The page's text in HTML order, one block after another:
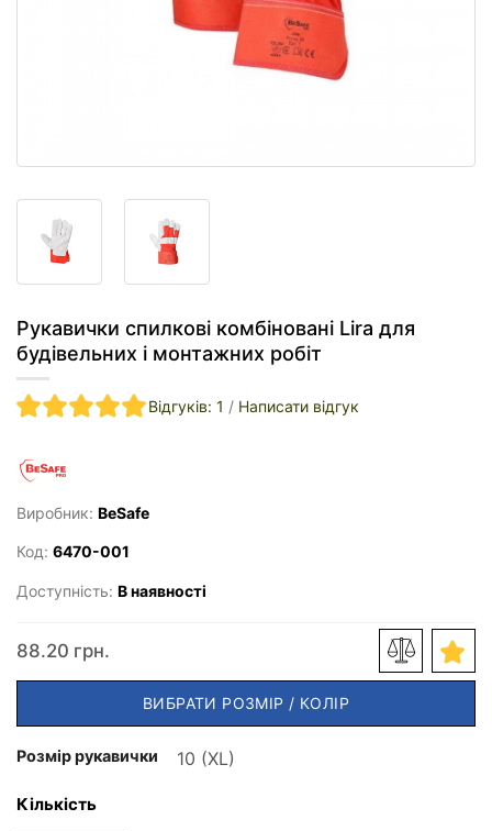
Рукавички спилкові комбіновані Lira для
будівельних і монтажних робіт
Відгуків: 1 / Написати відгук
Виробник: BeSafe
Код: 6470-001
Доступність: В наявності
88.20 грн.
ВИБРАТИ РОЗМІР / КОЛІР
Розмір рукавички
Кількість